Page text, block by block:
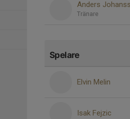
Anders
Tränare
Spelare
Elvin Melin
Isak Fejzic